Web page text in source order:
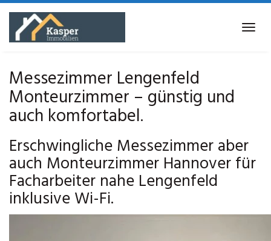
Skip
main
Messezimmer Lengenfeld
Monteurzimmer – günstig und
auch komfortabel.
Erschwingliche Messezimmer aber
auch Monteurzimmer Hannover für
Facharbeiter nahe Lengenfeld
inklusive Wi-Fi.